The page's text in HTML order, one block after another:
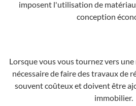
imposent l'utilisation de
conception
Lorsque vous vous tournez vers
nécessaire de faire des travaux de
souvent coûteux et doivent être
immobilier.